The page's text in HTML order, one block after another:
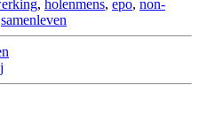
, holenmens, epo, non-
samenleven